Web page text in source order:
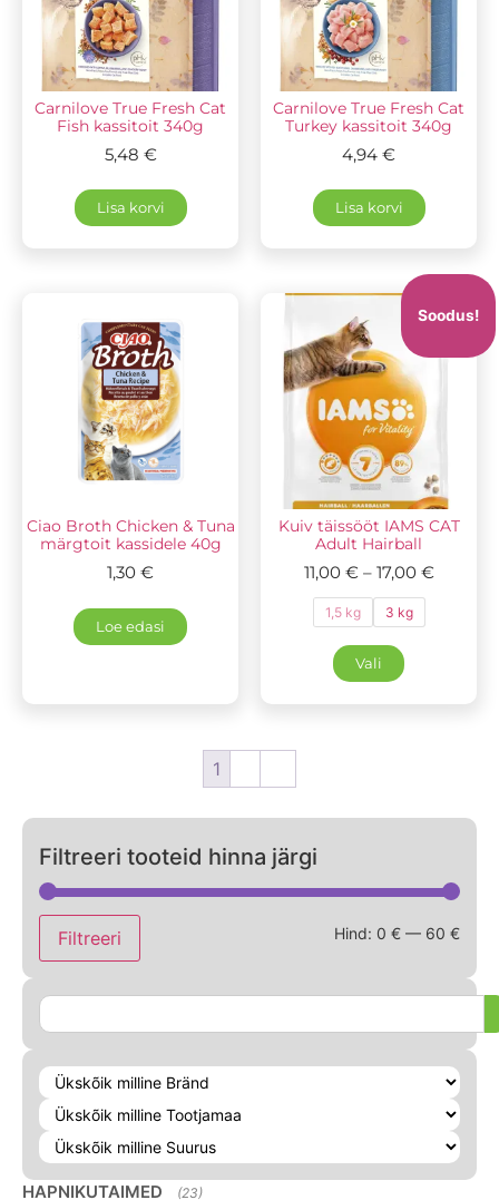
Carnilove True Fresh Cat
Fish kassitoit 340g
5,48 €
Lisa korvi
Carnilove True Fresh Cat
Turkey kassitoit 340g
4,94 €
Lisa korvi
Ciao Broth Chicken & Tuna
märgtoit kassidele 40g
1,30 €
Loe edasi
Soodus!
Kuiv täissööt IAMS CAT
Adult Hairball
11,00 € – 17,00 €
1,5 kg 3 kg
Vali
1
Filtreeri tooteid hinna järgi
Filtreeri Hind: 0 € — 60 €
HAPNIKUTAIMED (23)